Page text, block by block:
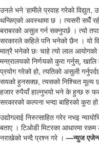
उनले भने ‘हामीले प्रवाह गरेको विद्युत,
थन्किएको अवस्थामा छ । त्यसरी सधैँ
बराबरको असुल गर्न सक्नुपर्छ । त्यो
सरकारले कहिले पनि भनेको छैन । यो
मात्रै भनेको छः चाहे त्यो लाल आयोगको
मन्त्रालयको निर्णयको कुरा गर्नुस्,
प्रयोग गरेको हो, त्यतिको असुली
सयको हुनसक्छ, त्यसको निश्चित मूल्य
हजार रुपैयाँ हाल्नुभयो भने के हुन्छ रु
सरकारको कल्पना भन्दा बाहिरको कुरा
उद्योगलाई निरुत्साहित गरेर नभइ
बताए । टिओडी मिटरका आधारमा
नराखेको भन्दै प्रश्न गरे । —न्युज